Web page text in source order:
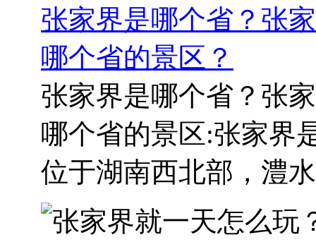
张家界是哪个省？张
哪个省的景区？
张家界是哪个省？张
哪个省的景区:张家界
位于湖南西北部，澧